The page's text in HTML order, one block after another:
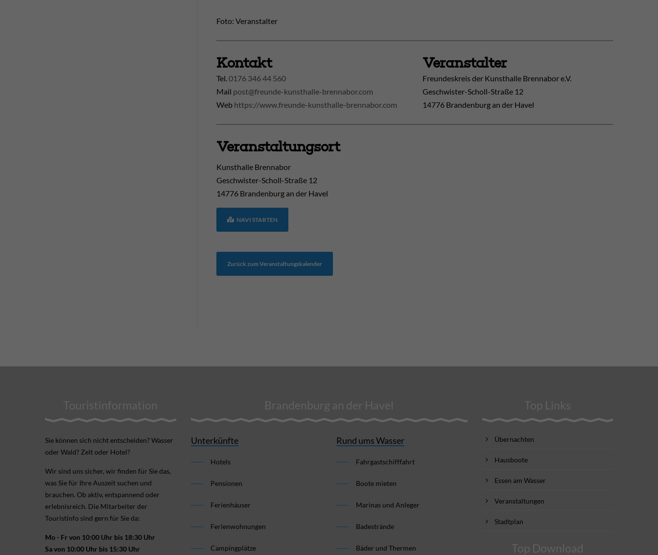
Foto: Veranstalter
Kontakt
Tel. 0176 346 44 560
Mail post@freunde-kunsthalle-brennabor.com
Web https://www.freunde-kunsthalle-brennabor.com
Veranstalter
Freundeskreis der Kunsthalle Brennabor e.V.
Geschwister-Scholl-Straße 12
14776 Brandenburg an der Havel
Veranstaltungsort
Kunsthalle Brennabor
Geschwister-Scholl-Straße 12
14776 Brandenburg an der Havel
NAVI STARTEN
Zurück zum Veranstaltungskalender
Touristinformation
Sie können sich nicht ent­scheiden? Wasser
oder Wald? Zelt oder Hotel?
Wir sind uns sicher, wir finden für Sie das,
was Sie für Ihre Aus­zeit suchen und
brauchen. Ob aktiv, ent­spannend oder
erlebnis­reich. Die Mitarbeiter der
Touristinfo sind gern für Sie da:
Mo - Fr von 10:00 Uhr bis 18:30 Uhr
Sa von 10:00 Uhr bis 15:30 Uhr
Brandenburg an der Havel
Unterkünfte
Hotels
Pensionen
Ferienhäuser
Ferienwohnungen
Campingplätze
Rund ums Wasser
Fahrgastschifffahrt
Boote mieten
Marinas und Anleger
Badestrände
Bäder und Thermen
Top Links
Übernachten
Hausboote
Essen am Wasser
Veranstaltungen
Stadtplan
Top Download